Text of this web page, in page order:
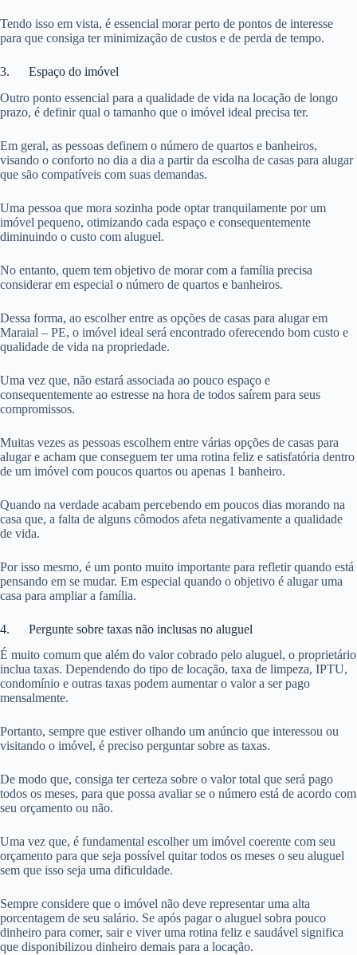
Tendo isso em vista, é essencial morar perto de pontos de interesse
para que consiga ter minimização de custos e de perda de tempo.
3. Espaço do imóvel
Outro ponto essencial para a qualidade de vida na locação de longo
prazo, é definir qual o tamanho que o imóvel ideal precisa ter.
Em geral, as pessoas definem o número de quartos e banheiros,
visando o conforto no dia a dia a partir da escolha de casas para alugar
que são compatíveis com suas demandas.
Uma pessoa que mora sozinha pode optar tranquilamente por um
imóvel pequeno, otimizando cada espaço e consequentemente
diminuindo o custo com aluguel.
No entanto, quem tem objetivo de morar com a família precisa
considerar em especial o número de quartos e banheiros.
Dessa forma, ao escolher entre as opções de casas para alugar em
Maraial – PE, o imóvel ideal será encontrado oferecendo bom custo e
qualidade de vida na propriedade.
Uma vez que, não estará associada ao pouco espaço e
consequentemente ao estresse na hora de todos saírem para seus
compromissos.
Muitas vezes as pessoas escolhem entre várias opções de casas para
alugar e acham que conseguem ter uma rotina feliz e satisfatória dentro
de um imóvel com poucos quartos ou apenas 1 banheiro.
Quando na verdade acabam percebendo em poucos dias morando na
casa que, a falta de alguns cômodos afeta negativamente a qualidade
de vida.
Por isso mesmo, é um ponto muito importante para refletir quando está
pensando em se mudar. Em especial quando o objetivo é alugar uma
casa para ampliar a família.
4. Pergunte sobre taxas não inclusas no aluguel
É muito comum que além do valor cobrado pelo aluguel, o proprietário
inclua taxas. Dependendo do tipo de locação, taxa de limpeza, IPTU,
condomínio e outras taxas podem aumentar o valor a ser pago
mensalmente.
Portanto, sempre que estiver olhando um anúncio que interessou ou
visitando o imóvel, é preciso perguntar sobre as taxas.
De modo que, consiga ter certeza sobre o valor total que será pago
todos os meses, para que possa avaliar se o número está de acordo com
seu orçamento ou não.
Uma vez que, é fundamental escolher um imóvel coerente com seu
orçamento para que seja possível quitar todos os meses o seu aluguel
sem que isso seja uma dificuldade.
Sempre considere que o imóvel não deve representar uma alta
porcentagem de seu salário. Se após pagar o aluguel sobra pouco
dinheiro para comer, sair e viver uma rotina feliz e saudável significa
que disponibilizou dinheiro demais para a locação.